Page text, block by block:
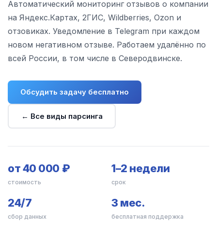
Автоматический мониторинг отзывов о компании
на Яндекс.Картах, 2ГИС, Wildberries, Ozon и
отзовиках. Уведомление в Telegram при каждом
новом негативном отзыве. Работаем удалённо по
всей России, в том числе в Северодвинске.
Обсудить задачу бесплатно
← Все виды парсинга
от 40 000 ₽
стоимость
1–2 недели
срок
24/7
сбор данных
3 мес.
бесплатная поддержка